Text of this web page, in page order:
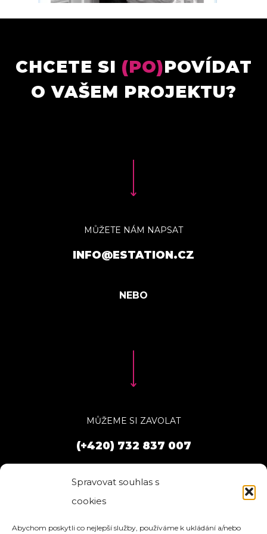
Spravovat souhlas s
cookies
Abychom poskytli co nejlepší služby, používáme k ukládání a/nebo
CHCETE SI (PO)POVÍDAT
O VAŠEM PROJEKTU?
MŮŽETE NÁM NAPSAT
INFO@ESTATION.CZ
MŮŽEME SI ZAVOLAT
(+420) 732 837 007